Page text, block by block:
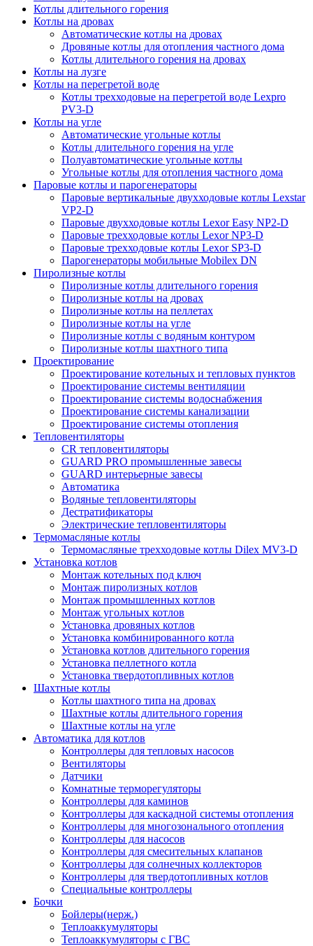
Котлы длительного горения
Котлы на дровах
Автоматические котлы на дровах
Дровяные котлы для отопления частного дома
Котлы длительного горения на дровах
Котлы на лузге
Котлы на перегретой воде
Котлы трехходовые на перегретой воде Lexpro
PV3-D
Котлы на угле
Автоматические угольные котлы
Котлы длительного горения на угле
Полуавтоматические угольные котлы
Угольные котлы для отопления частного дома
Паровые котлы и парогенераторы
Паровые вертикальные двухходовые котлы Lexstar
VP2-D
Паровые двухходовые котлы Lexor Easy NP2-D
Паровые трехходовые котлы Lexor NP3-D
Паровые трехходовые котлы Lexor SP3-D
Парогенераторы мобильные Mobilex DN
Пиролизные котлы
Пиролизные котлы длительного горения
Пиролизные котлы на дровах
Пиролизные котлы на пеллетах
Пиролизные котлы на угле
Пиролизные котлы с водяным контуром
Пиролизные котлы шахтного типа
Проектирование
Проектирование котельных и тепловых пунктов
Проектирование системы вентиляции
Проектирование системы водоснабжения
Проектирование системы канализации
Проектирование системы отопления
Тепловентиляторы
CR тепловентиляторы
GUARD PRO промышленные завесы
GUARD интерьерные завесы
Автоматика
Водяные тепловентиляторы
Дестратификаторы
Электрические тепловентиляторы
Термомасляные котлы
Термомасляные трехходовые котлы Dilex MV3-D
Установка котлов
Монтаж котельных под ключ
Монтаж пиролизных котлов
Монтаж промышленных котлов
Монтаж угольных котлов
Установка дровяных котлов
Установка комбинированного котла
Установка котлов длительного горения
Установка пеллетного котла
Установка твердотопливных котлов
Шахтные котлы
Котлы шахтного типа на дровах
Шахтные котлы длительного горения
Шахтные котлы на угле
Автоматика для котлов
Контроллеры для тепловых насосов
Вентиляторы
Датчики
Комнатные терморегуляторы
Контроллеры для каминов
Контроллеры для каскадной системы отопления
Контроллеры для многозонального отопления
Контроллеры для насосов
Контроллеры для смесительных клапанов
Контроллеры для солнечных коллекторов
Контроллеры для твердотопливных котлов
Специальные контроллеры
Бочки
Бойлеры(нерж.)
Теплоаккумуляторы
Теплоаккумуляторы с ГВС